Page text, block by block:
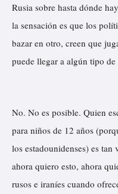
Rusia sobre hasta dónde
la sensación es que los
bazar en otro, creen que
puede llegar a algún tipo de
No. No es posible. Quien
para niños de 12 años
los estadounidenses) es tan
ahora quiero esto, ahora
rusos e iraníes cuando